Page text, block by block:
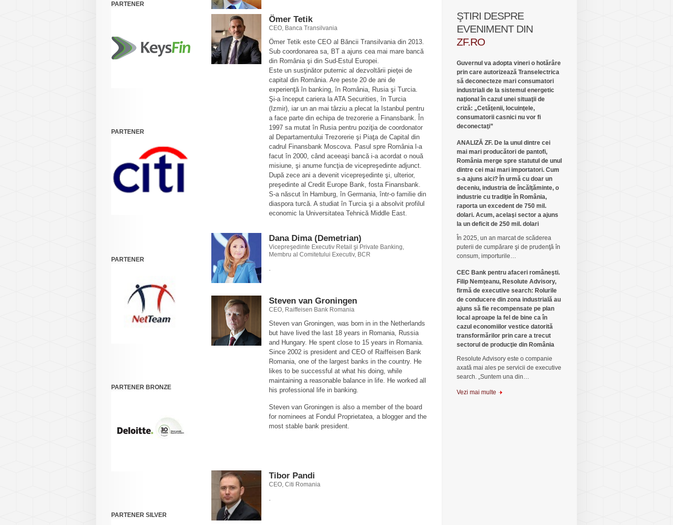
PARTENER
PARTENER
PARTENER
PARTENER BRONZE
PARTENER SILVER
Ömer Tetik
CEO, Banca Transilvania
Ömer Tetik este CEO al Băncii Transilvania din 2013.
Sub coordonarea sa, BT a ajuns cea mai mare bancă
din România şi din Sud-Estul Europei.
Este un susţinător puternic al dezvoltării pieţei de
capital din România. Are peste 20 de ani de
experienţă în banking, în România, Rusia şi Turcia.
Şi-a început cariera la ATA Securities, în Turcia
(Izmir), iar un an mai târziu a plecat la Istanbul pentru
a face parte din echipa de trezorerie a Finansbank. În
1997 sa mutat în Rusia pentru poziţia de coordonator
al Departamentului Trezorerie şi Piaţa de Capital din
cadrul Finansbank Moscova. Pasul spre România l-a
facut în 2000, când aceeaşi bancă i-a acordat o nouă
misiune, şi anume funcţia de vicepreşedinte adjunct.
După zece ani a devenit vicepreşedinte şi, ulterior,
preşedinte al Credit Europe Bank, fosta Finansbank.
S-a născut în Hamburg, în Germania, într-o familie din
diaspora turcă. A studiat în Turcia şi a absolvit profilul
economic la Universitatea Tehnică Middle East.
Dana Dima (Demetrian)
Vicepreşedinte Executiv Retail şi Private Banking,
Membru al Comitetului Executiv, BCR
.
Steven van Groningen
CEO, Raiffeisen Bank Romania
Steven van Groningen, was born in in the Netherlands
but have lived the last 18 years in Romania, Russia
and Hungary. He spent close to 15 years in Romania.
Since 2002 is president and CEO of Raiffeisen Bank
Romania, one of the largest banks in the country. He
likes to be successful at what his doing, while
maintaining a reasonable balance in life. He worked all
his professional life in banking.
Steven van Groningen is also a member of the board
for nominees at Fondul Proprietatea, a blogger and the
most stable bank president.
Tibor Pandi
CEO, Citi Romania
.
ŞTIRI DESPRE
EVENIMENT DIN
ZF.RO
Guvernul va adopta vineri o hotărâre
prin care autorizează Transelectrica
să deconecteze mari consumatori
industriali de la sistemul energetic
naţional în cazul unei situaţii de
criză: „Cetăţenii, locuinţele,
consumatorii casnici nu vor fi
deconectaţi”
ANALIZĂ ZF. De la unul dintre cei
mai mari producători de pantofi,
România merge spre statutul de unul
dintre cei mai mari importatori. Cum
s-a ajuns aici? În urmă cu doar un
deceniu, industria de încălţăminte, o
industrie cu tradiţie în România,
raporta un excedent de 750 mil.
dolari. Acum, acelaşi sector a ajuns
la un deficit de 250 mil. dolari
În 2025, un an marcat de scăderea
puterii de cumpărare şi de prudenţă în
consum, importurile…
CEC Bank pentru afaceri româneşti.
Filip Nemţeanu, Resolute Advisory,
firmă de executive search: Rolurile
de conducere din zona industrială au
ajuns să fie recompensate pe plan
local aproape la fel de bine ca în
cazul economiilor vestice datorită
transformărilor prin care a trecut
sectorul de producţie din România
Resolute Advisory este o com­panie
axată mai ales pe servicii de executive
search. „Suntem una din…
Vezi mai multe